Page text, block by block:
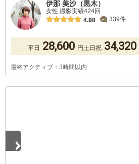
伊那 美沙（黒木）
女性 撮影実績424回
4.98
339件
平日 28,600 円土日祝 34,320
最終アクティブ：3時間以内